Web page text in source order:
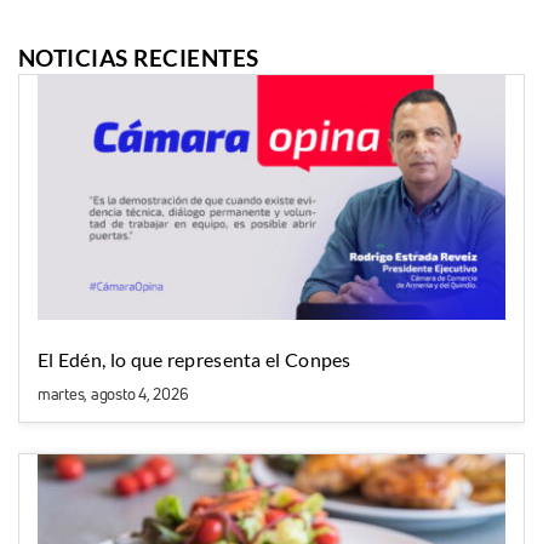
NOTICIAS RECIENTES
El Edén, lo que representa el Conpes
martes, agosto 4, 2026